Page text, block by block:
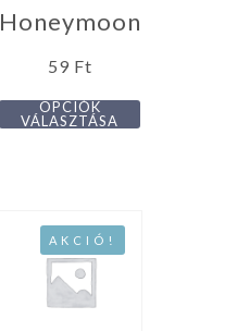
Honeymoon
59 Ft
OPCIÓK
VÁLASZTÁSA
AKCIÓ!